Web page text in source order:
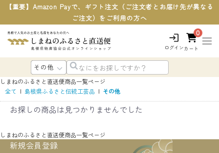
【重要】Amazon Payで、ギフト注文（ご注文者とお届け先が異なる
ご注文）をご利用の方へ
ログイン
0
カート
しまねのふるさと直送便商品一覧ページ
全て | 島根県ふるさと伝統工芸品 | その他
お探しの商品は見つかりませんでした
しまねのふるさと直送便商品一覧ページ
新規会員登録